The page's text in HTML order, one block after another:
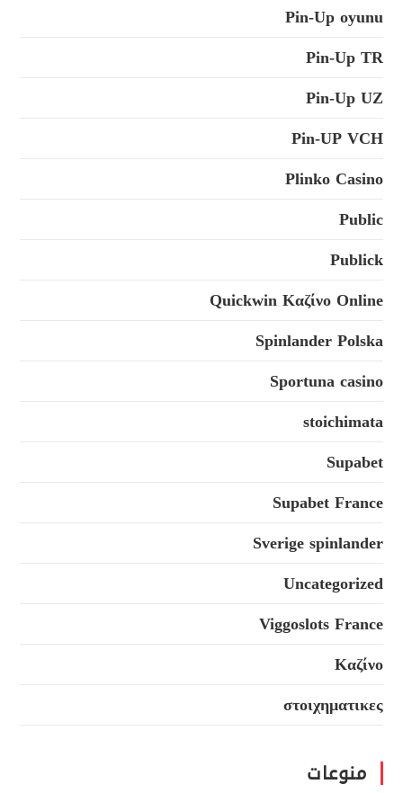
Pin-Up oyunu
Pin-Up TR
Pin-Up UZ
Pin-UP VCH
Plinko Casino
Public
Publick
Quickwin Καζίνο Online
Spinlander Polska
Sportuna casino
stoichimata
Supabet
Supabet France
Sverige spinlander
Uncategorized
Viggoslots France
Καζίνο
στοιχηματικες
منوعات